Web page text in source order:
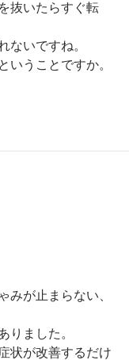
抜いたらすぐ転
ないですね。
いうことですか。
みが止まらない、
りました。
状が改善するだけ